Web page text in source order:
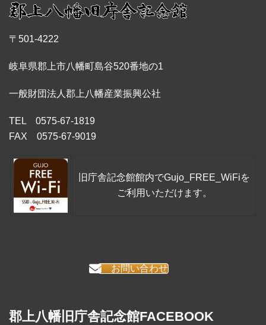
〒501-4222
岐阜県郡上市八幡町島谷520番地の1
一般財団法人郡上八幡産業振興公社
TEL 0575-67-1819
FAX 0575-67-9019
旧庁舎記念館館内でGujo_FREE_WiFiを
ご利用いただけます。
お問い合わせ
郡上八幡旧庁舎記念館FACEBOOK